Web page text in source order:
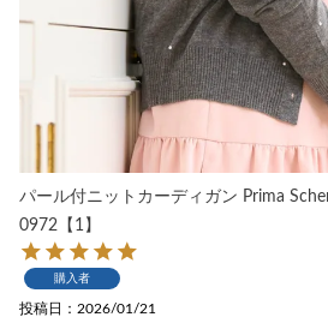
パール付ニットカーディガン Prima
0972【1】
購入者
投稿日 2026/01/21